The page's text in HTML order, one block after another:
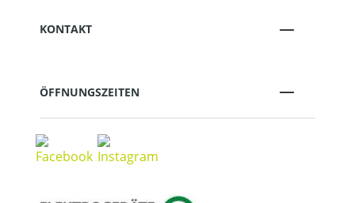
KONTAKT
ÖFFNUNGSZEITEN